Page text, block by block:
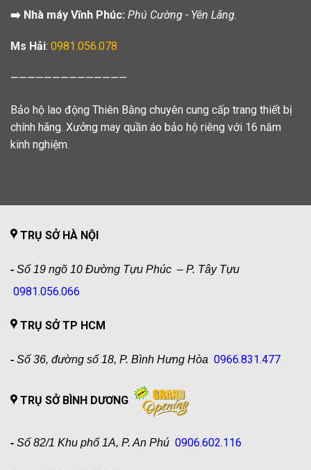
➡️ Nhà máy Vĩnh Phúc: Phú Cường - Yên Lãng.
Ms Hải: 0981.056.078
——————————————
Bảo hộ lao động Thiên Bằng chuyên cung cấp trang thiết bị
chính hãng. Xưởng may quần áo bảo hộ riêng với 16 năm
kinh nghiệm.
TRỤ SỞ HÀ NỘI
- Số 19 ngõ 10 Đường Tựu Phúc – P. Tây Tựu
0981.056.066
TRỤ SỞ TP HCM
- Số 36, đường số 18, P. Bình Hưng Hòa 0966.831.477
TRỤ SỞ BÌNH DƯƠNG
- Số 82/1 Khu phố 1A, P. An Phú 0906.602.116